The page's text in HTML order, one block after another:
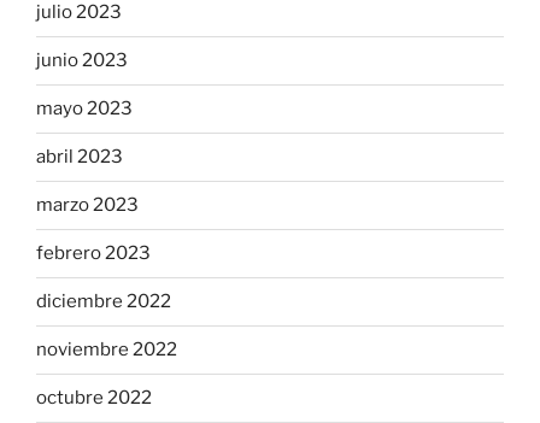
julio 2023
junio 2023
mayo 2023
abril 2023
marzo 2023
febrero 2023
diciembre 2022
noviembre 2022
octubre 2022